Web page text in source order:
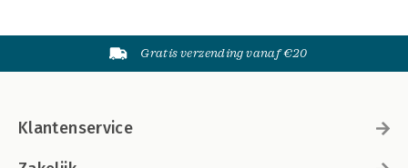
Gratis verzending vanaf €20
Klantenservice